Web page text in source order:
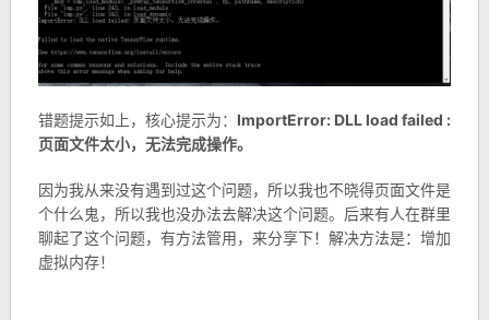
错题提示如上，核心提示为： ImportError: DLL load failed :
页面文件太小，无法完成操作。
因为我从来没有遇到过这个问题，所以我也不晓得页面文件是
个什么鬼，所以我也没办法去解决这个问题。后来有人在群里
聊起了这个问题，有方法管用，来分享下！解决方法是：增加
虚拟内存！